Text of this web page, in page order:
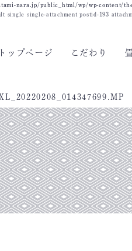
nara.jp/public_html/wp/wp-content/
single single-attachment postid-193
トップページ こだわり